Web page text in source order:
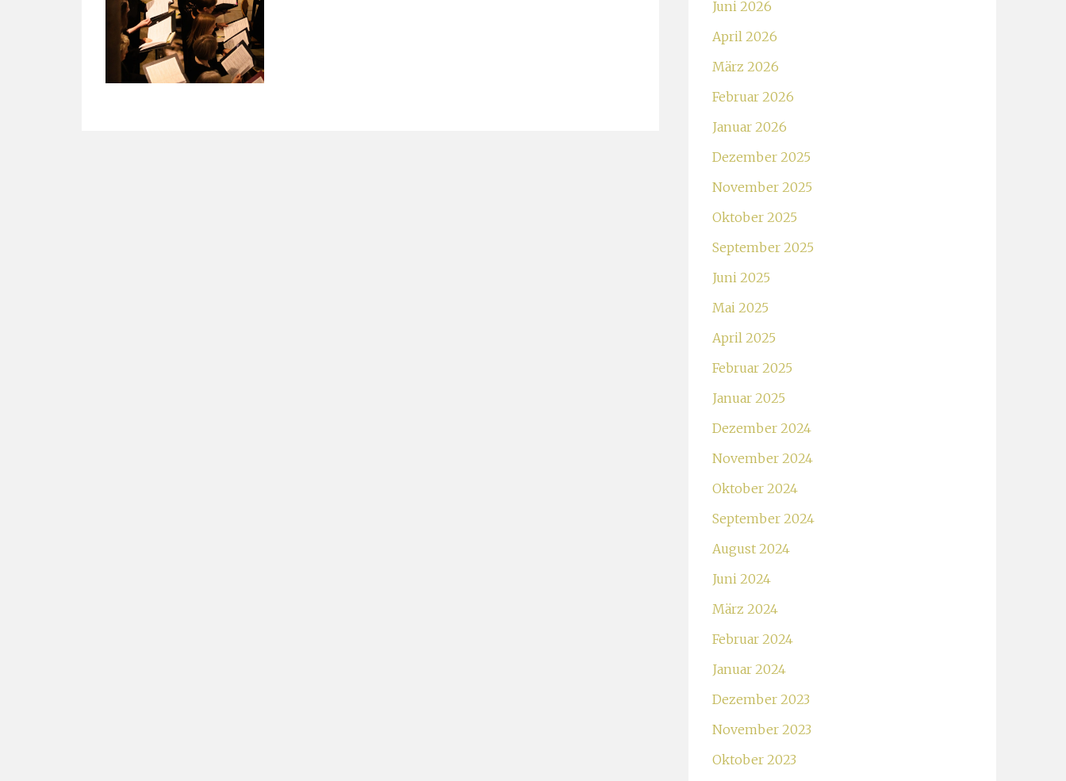
Juni 2026
April 2026
März 2026
Februar 2026
Januar 2026
Dezember 2025
November 2025
Oktober 2025
September 2025
Juni 2025
Mai 2025
April 2025
Februar 2025
Januar 2025
Dezember 2024
November 2024
Oktober 2024
September 2024
August 2024
Juni 2024
März 2024
Februar 2024
Januar 2024
Dezember 2023
November 2023
Oktober 2023